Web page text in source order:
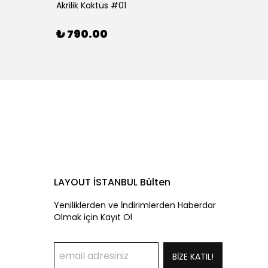
Akrilik Kaktüs #01
₺ 790.00
LAYOUT İSTANBUL Bülten
Yeniliklerden ve İndirimlerden Haberdar
Olmak için Kayıt Ol
BİZE KATIL!